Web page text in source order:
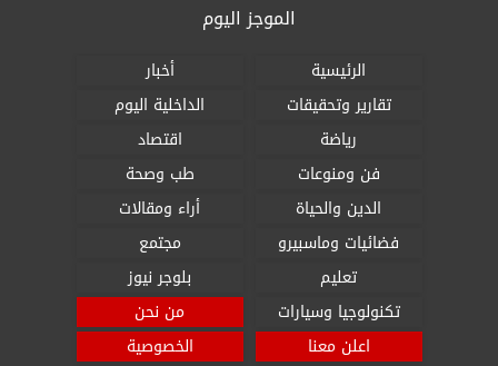
الموجز اليوم
الرئيسية
أخبار
تقارير وتحقيقات
الداخلية اليوم
رياضة
اقتصاد
فن ومنوعات
طب وصحة
الدين والحياة
أراء ومقالات
فضائيات وماسبيرو
مجتمع
تعليم
بلوجر نيوز
تكنولوجيا وسيارات
من نحن
اعلن معنا
الخصوصية